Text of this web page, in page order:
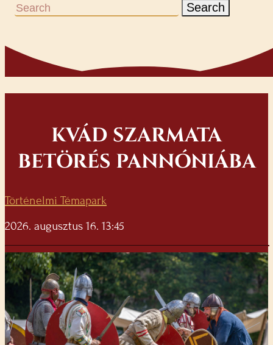
Search
KVÁD SZARMATA
BETÖRÉS PANNÓNIÁBA
Történelmi Témapark
2026. augusztus 16. 13:45